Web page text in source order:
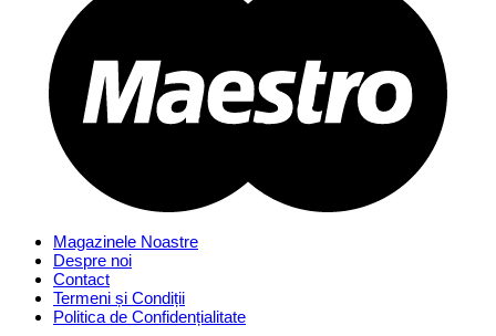
Magazinele Noastre
Despre noi
Contact
Termeni și Condiții
Politica de Confidențialitate